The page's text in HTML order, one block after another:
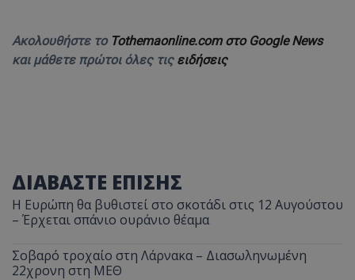
Ακολουθήστε το Tothemaonline.com στο Google News
και μάθετε πρώτοι όλες τις ειδήσεις
ΔΙΑΒΑΣΤΕ ΕΠΙΣΗΣ
Η Ευρώπη θα βυθιστεί στο σκοτάδι στις 12 Αυγούστου
– Έρχεται σπάνιο ουράνιο θέαμα
Σοβαρό τροχαίο στη Λάρνακα – Διασωληνωμένη
22χρονη στη ΜΕΘ